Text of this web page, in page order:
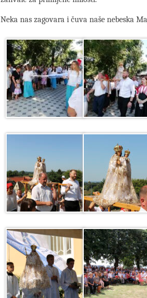
Neka nas zagovara i čuva naše nebeska